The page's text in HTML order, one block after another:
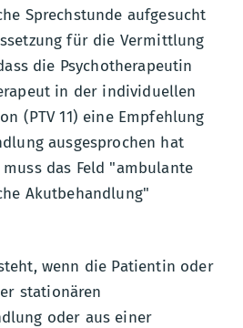
Sprechstunde aufgesucht
für die Vermittlung
die Psychotherapeutin
in der individuellen
(PTV 11) eine Empfehlung
ausgesprochen hat
das Feld "ambulante
Akutbehandlung"
wenn die Patientin oder
stationären
oder aus einer